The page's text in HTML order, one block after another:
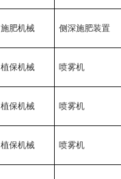
施肥机械 侧深施肥装置
植保机械 喷雾机
植保机械 喷雾机
植保机械 喷雾机